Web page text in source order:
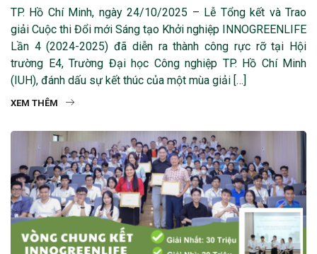
TP. Hồ Chí Minh, ngày 24/10/2025 – Lễ Tổng kết và Trao
giải Cuộc thi Đổi mới Sáng tạo Khởi nghiệp INNOGREENLIFE
Lần 4 (2024-2025) đã diễn ra thành công rực rỡ tại Hội
trường E4, Trường Đại học Công nghiệp TP. Hồ Chí Minh
(IUH), đánh dấu sự kết thúc của một mùa giải […]
XEM THÊM